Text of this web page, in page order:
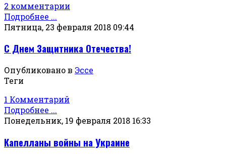
2 комментарии
Подробнее ...
Пятница, 23 февраля 2018 09:44
С Днем Защитника Отечества!
Опубликовано в Эссе
Теги
1 Комментарий
Подробнее ...
Понедельник, 19 февраля 2018 16:33
Капелланы войны на Украине